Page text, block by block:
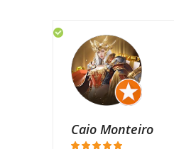
Caio Monteiro